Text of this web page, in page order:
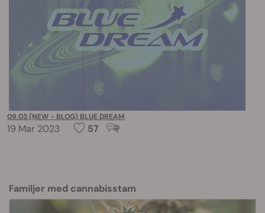
09.03 (NEW - BLOG) BLUE DREAM
19 Mar 2023 57
Familjer med cannabisstam